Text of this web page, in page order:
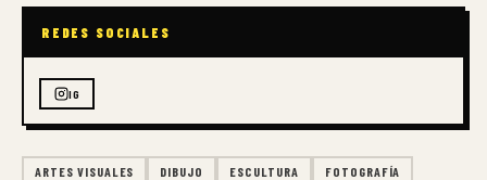
ARTES VISUALES DIBUJO ESCULTURA FOTOGRAFÍA
REDES SOCIALES
IG